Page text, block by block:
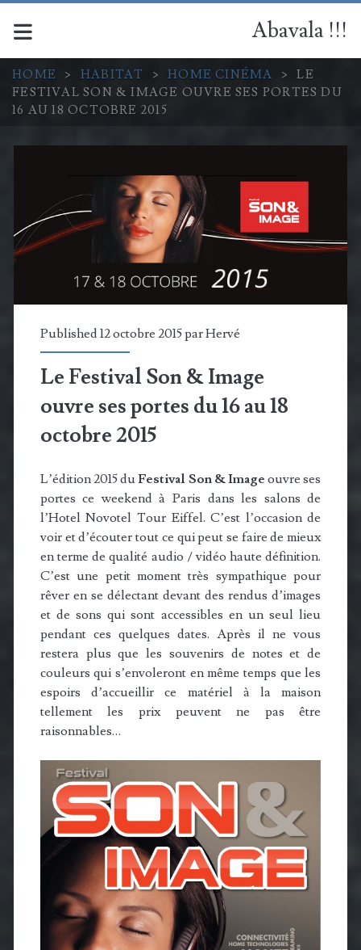
Abavala !!!
HOME > HABITAT > HOME CINÉMA >
LE
FESTIVAL SON & IMAGE OUVRE SES PORTES DU
16 AU 18 OCTOBRE 2015
Published 12 octobre 2015 parHervé
Le Festival Son & Image
ouvre ses portes du 16 au 18
octobre 2015
L’édition 2015 duFestival Son & Image ouvre ses
portes ce weekend à Paris dans les salons de
l’Hotel Novotel Tour Eiffel. C’est l’occasion de
voir et d’écouter tout ce qui peut se faire de mieux
en terme de qualité audio / vidéo haute définition.
C’est une petit moment très sympathique pour
rêver en se délectant devant des rendus d’images
et de sons qui sont accessibles en un seul lieu
pendant ces quelques dates. Après il ne vous
restera plus que les souvenirs de notes et de
couleurs qui s’envoleront en même temps que les
espoirs d’accueillir ce matériel à la maison
tellement les prix peuvent ne pas être
raisonnables…